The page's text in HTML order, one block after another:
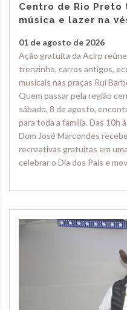
Centro de Rio
música e lazer na
01 de agosto de 2026
Ação gratuita da Acirp
trenzinho, carros antigos,
musicais nas praças Rui
Quem passar pela região
sábado, 8 de agosto,
para toda a família. Das 10h
Dom José Marcondes
recreativas gratuitas em
celebrar o Dia dos Pais e